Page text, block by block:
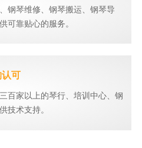
钢琴维修、钢琴搬运、钢琴导
可靠贴心的服务。
可
百家以上的琴行、培训中心、钢
技术支持。